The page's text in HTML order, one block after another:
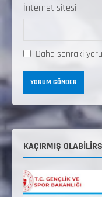
İnternet sitesi
Daha sonraki
KAÇIRMIŞ